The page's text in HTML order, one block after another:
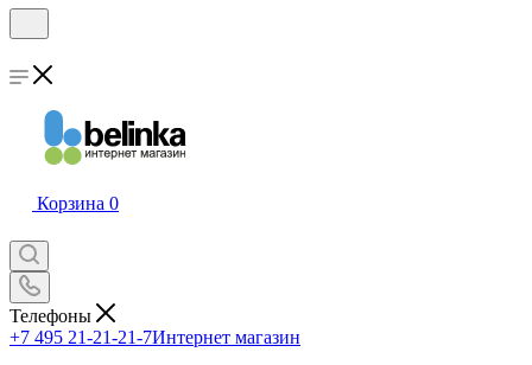
Корзина 0
Телефоны
+7 495 21-21-21-7Интернет магазин